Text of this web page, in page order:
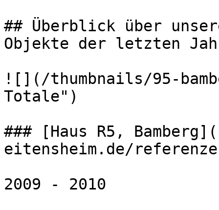
## Überblick über
Objekte der letzten
![](/thumbnails/95-
Totale")
### [Haus R5,
eitensheim.de/
2009 - 2010